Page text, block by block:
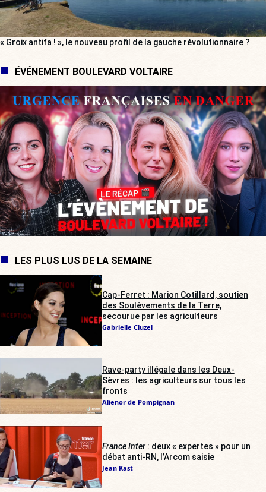
« Groix antifa ! », le nouveau profil de la gauche révolutionnaire ?
ÉVÉNEMENT BOULEVARD VOLTAIRE
LES PLUS LUS DE LA SEMAINE
Cap-Ferret : Marion Cotillard, soutien
des Soulèvements de la Terre,
secourue par les agriculteurs
Gabrielle Cluzel
Rave-party illégale dans les Deux-
Sèvres : les agriculteurs sur tous les
fronts
Alienor de Pompignan
France Inter: deux « expertes » pour un
débat anti-RN, l’Arcom saisie
Jean Kast